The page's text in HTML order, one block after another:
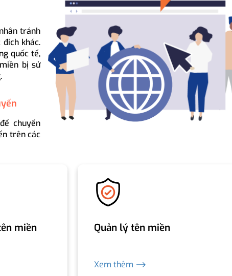
tránh
khác.
quốc tế,
bị sử
chuyển
trên các
miền
Quản lý tên miền
Xem thêm ⟶